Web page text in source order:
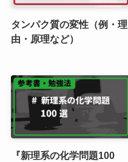
タンパク質の変性（例・理
由・原理など）
『新理系の化学問題100